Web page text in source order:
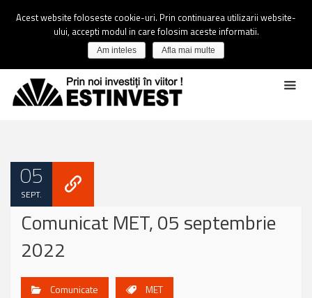
05
SEPT.
Comunicat MET, 05 septembrie
2022
Comunicate MET
Acest website foloseste cookie-uri. Prin continuarea utilizarii website-
ului, accepti modul in care folosim aceste informatii.
Am inteles Afla mai multe